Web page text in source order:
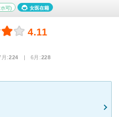
可) 女医在籍
4.11
:224 | 6月:228